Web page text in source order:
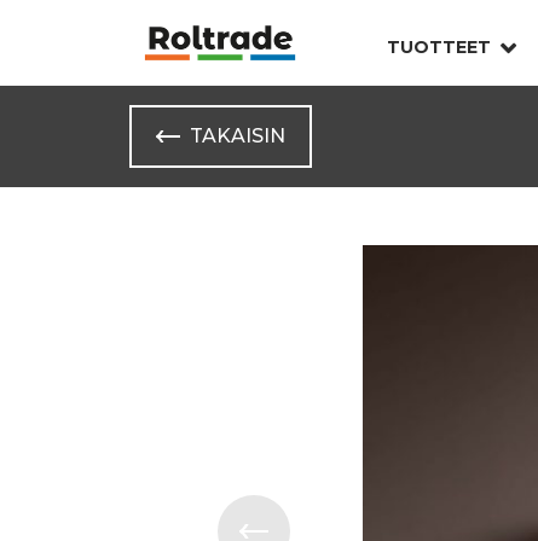
TUOTTEET
TAKAISIN